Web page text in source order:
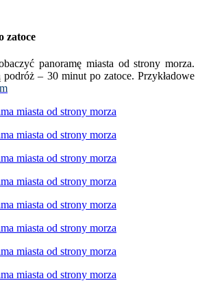
zatoce
panoramę miasta od strony morza.
– 30 minut po zatoce. Przykładowe